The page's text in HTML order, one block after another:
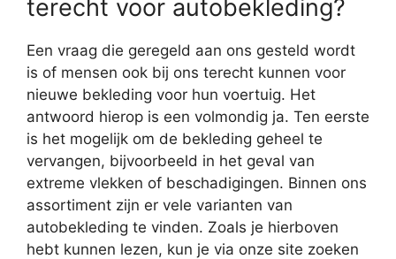
terecht voor autobekleding?
Een vraag die geregeld aan ons gesteld wordt
is of mensen ook bij ons terecht kunnen voor
nieuwe bekleding voor hun voertuig. Het
antwoord hierop is een volmondig ja. Ten eerste
is het mogelijk om de bekleding geheel te
vervangen, bijvoorbeeld in het geval van
extreme vlekken of beschadigingen. Binnen ons
assortiment zijn er vele varianten van
autobekleding te vinden. Zoals je hierboven
hebt kunnen lezen, kun je via onze site zoeken